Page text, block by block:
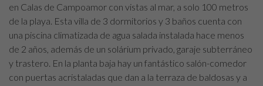
en Calas de Campoamor con vistas al mar, a solo 100 metros
de la playa. Esta villa de 3 dormitorios y 3 baños cuenta con
una piscina climatizada de agua salada instalada hace menos
de 2 años, además de un solárium privado, garaje subterráneo
y trastero. En la planta baja hay un fantástico salón-comedor
con puertas acristaladas que dan a la terraza de baldosas y a